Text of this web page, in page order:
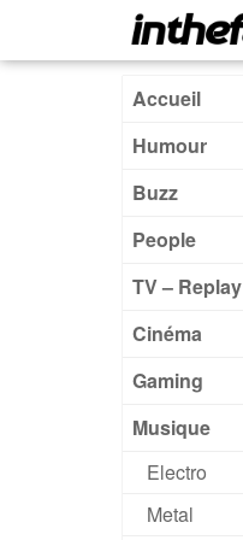
Accueil
Humour
Buzz
People
TV – Replay
Cinéma
Gaming
Musique
Electro
Metal